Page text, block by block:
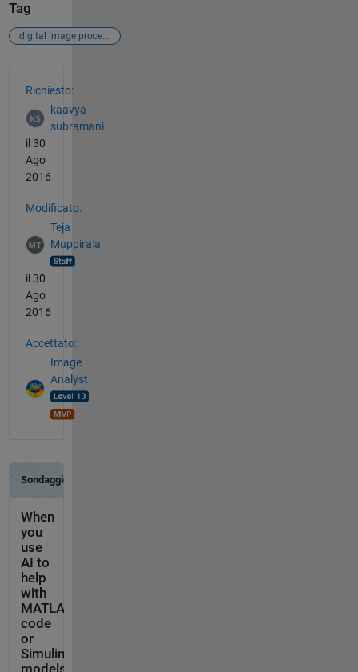
Tag
digital image processing
Richiesto:
kaavya
subramani
il 30
Ago
2016
Modificato:
Teja
Muppirala
il 30
Ago
2016
Accettato:
Image
Analyst